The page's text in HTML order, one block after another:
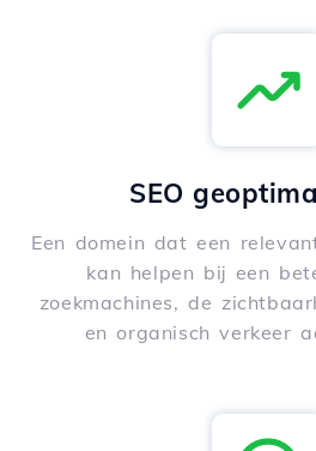
SEO
Een domein dat een
kan helpen bij een
zoekmachines, de
en organisch verkeer